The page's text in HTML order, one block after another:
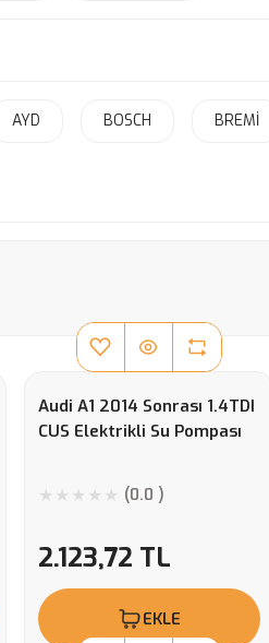
AYD BOSCH BREMİ
Audi A1 2014 Sonrası 1.4TDI
CUS Elektrikli Su Pompası
(0.0 )
2.123,72 TL
EKLE